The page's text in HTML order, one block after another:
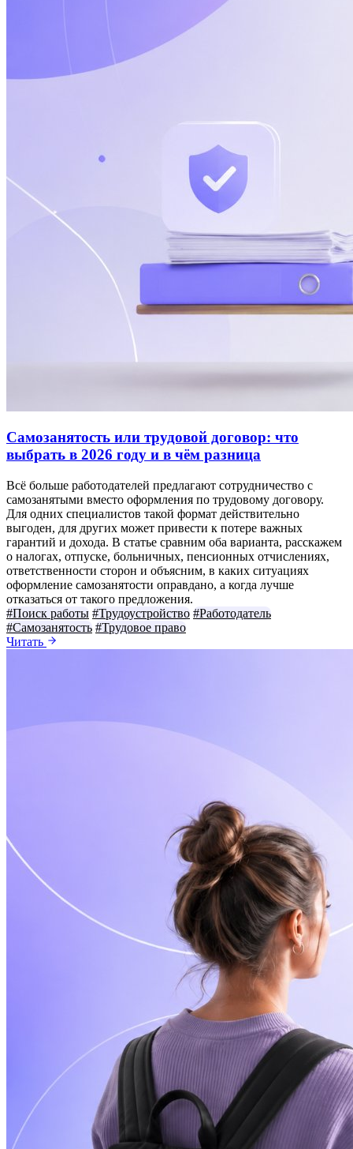
Самозанятость или трудовой договор: что
выбрать в 2026 году и в чём разница
Всё больше работодателей предлагают сотрудничество с
самозанятыми вместо оформления по трудовому договору.
Для одних специалистов такой формат действительно
выгоден, для других может привести к потере важных
гарантий и дохода. В статье сравним оба варианта, расскажем
о налогах, отпуске, больничных, пенсионных отчислениях,
ответственности сторон и объясним, в каких ситуациях
оформление самозанятости оправдано, а когда лучше
отказаться от такого предложения.
#Поиск работы #Трудоустройство #Работодатель
#Самозанятость #Трудовое право
Читать